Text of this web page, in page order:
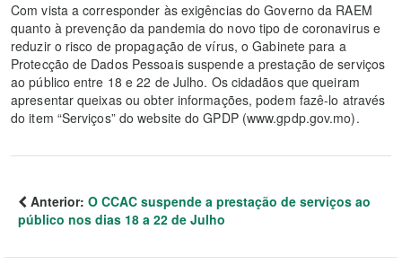
Com vista a corresponder às exigências do Governo da RAEM
quanto à prevenção da pandemia do novo tipo de coronavirus e
reduzir o risco de propagação de vírus, o Gabinete para a
Protecção de Dados Pessoais suspende a prestação de serviços
ao público entre 18 e 22 de Julho. Os cidadãos que queiram
apresentar queixas ou obter informações, podem fazê-lo através
do item “Serviços” do website do GPDP (www.gpdp.gov.mo).
Anterior: O CCAC suspende a prestação de serviços ao
público nos dias 18 a 22 de Julho